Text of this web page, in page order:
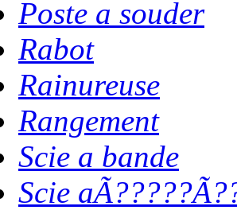
Poste a souder
Rabot
Rainureuse
Rangement
Scie a bande
Scie